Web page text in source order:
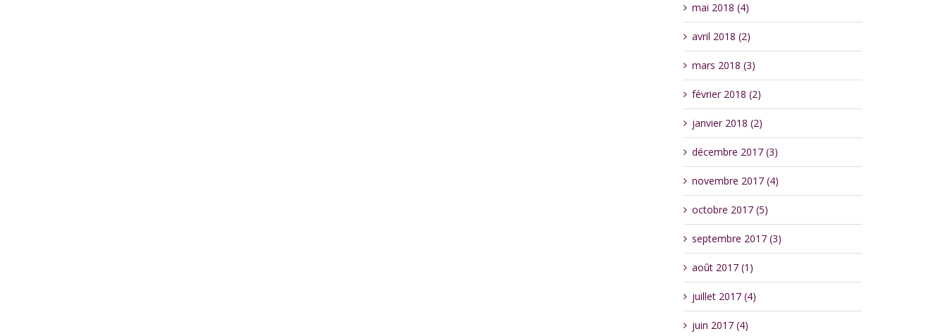
mai 2018 (4)
avril 2018 (2)
mars 2018 (3)
février 2018 (2)
janvier 2018 (2)
décembre 2017 (3)
novembre 2017 (4)
octobre 2017 (5)
septembre 2017 (3)
août 2017 (1)
juillet 2017 (4)
juin 2017 (4)